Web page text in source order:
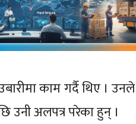
काम गर्दै थिए ।
उनी अलपत्र परेका हुन् ।